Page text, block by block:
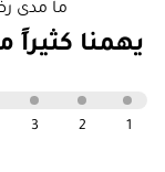
ما مدى
يهمنا
3 2 1